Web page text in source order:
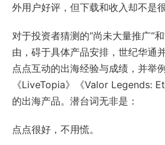
外用户好评，但下载和收入却不是
对于投资者猜测的“尚未大量推广”
由，碍于具体产品安排，世纪华通
点点互动的出海经验与成绩，并举
《LiveTopia》《Valor Legends:
的出海产品。潜台词无非是：
点点很好，不用慌。